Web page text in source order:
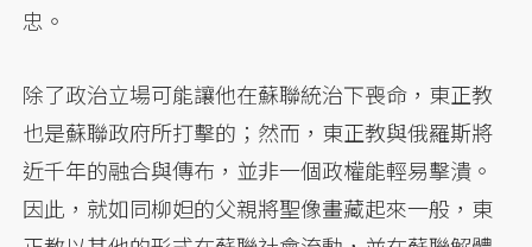
忠。
除了政治立場可能讓他在蘇聯統治下喪命，東正教
也是蘇聯政府所打擊的；然而，東正教與俄羅斯將
近千年的融合與傳布，並非一個政權能輕易擊潰。
因此，就如同柳妲的父親將聖像畫藏起來一般，東